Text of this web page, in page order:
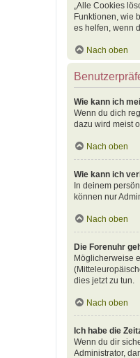
„Alle Cookies
Funktionen, wie
es helfen, wenn
Nach oben
Wie kann ich
Wenn du dich
dazu wird meist
Nach oben
Wie kann ich
In deinem
können nur
Nach oben
Die Forenuhr
Möglicherweise
dies jetzt zu tun.
Nach oben
Ich habe die
Wenn du dir
Administrator,